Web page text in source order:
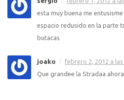
esta muy buena me
espacio redusido en la parte
butacas
joako
febrero 2, 2012 a las
Que grandee la Stradaa